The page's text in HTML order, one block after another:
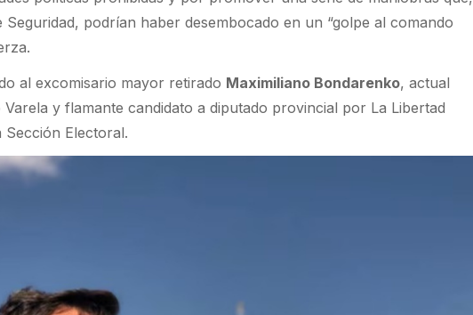
Seguridad, podrían haber desembocado en un “golpe al comando
al excomisario mayor retirado Maximiliano Bondarenko, actual
y flamante candidato a diputado provincial por La Libertad
Electoral.